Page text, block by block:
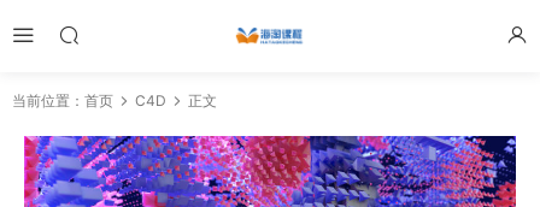
当前位置： 首页 C4D 正文